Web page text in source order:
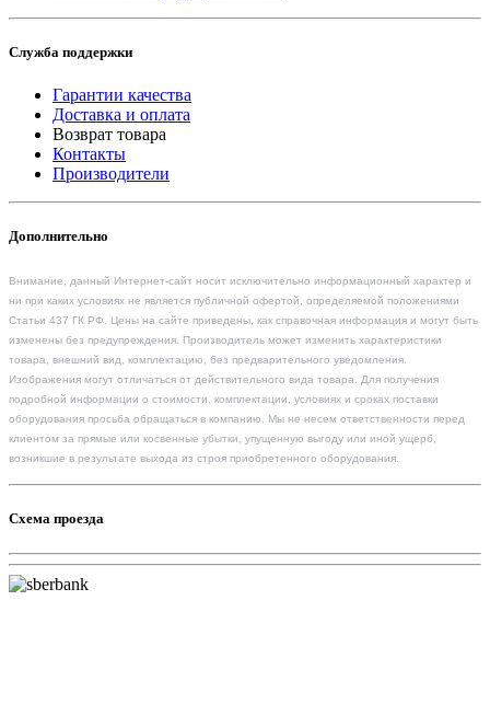
Служба поддержки
Гарантии качества
Доставка и оплата
Возврат товара
Контакты
Производители
Дополнительно
Внимание, данный Интернет-сайт носит исключительно информационный характер и
ни при каких условиях не является публичной офертой, определяемой положениями
Статьи 437 ГК РФ. Цены на сайте приведены, как справочная информация и могут быть
изменены без предупреждения. Производитель может изменить характеристики
товара, внешний вид, комплектацию, без предварительного уведомления.
Изображения могут отличаться от действительного вида товара. Для получения
подробной информации о стоимости, комплектации, условиях и сроках поставки
оборудования просьба обращаться в компанию. Мы не несем ответственности перед
клиентом за прямые или косвенные убытки, упущенную выгоду или иной ущерб,
возникшие в результате выхода из строя приобретенного оборудования.
Схема проезда